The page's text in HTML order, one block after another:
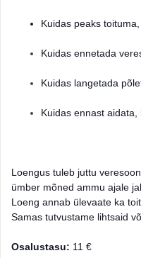
Kuidas peaks
Kuidas ennetada
Kuidas langetada
Kuidas ennast
Loengus tuleb juttu
ümber mõned ammu ajale
Loeng annab ülevaate ka
Samas tutvustame lihtsaid
Osalustasu: 11 €